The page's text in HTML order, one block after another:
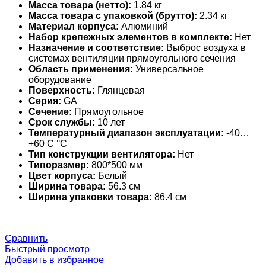
Масса товара (нетто): 1.84 кг
Масса товара с упаковкой (брутто): 2.34 кг
Материал корпуса: Алюминий
Набор крепежных элементов в комплекте: Нет
Назначение и соответствие: Выброс воздуха в
системах вентиляции прямоугольного сечения
Область применения: Универсальное
оборудование
Поверхность: Глянцевая
Серия: GA
Сечение: Прямоугольное
Срок службы: 10 лет
Температурный диапазон эксплуатации: -40…
+60 С °С
Тип конструкции вентилятора: Нет
Типоразмер: 800*500 мм
Цвет корпуса: Белый
Ширина товара: 56.3 см
Ширина упаковки товара: 86.4 см
Сравнить
Быстрый просмотр
Добавить в избранное